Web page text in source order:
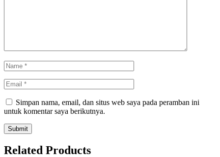
Simpan nama, email, dan situs web saya pada peramban ini
untuk komentar saya berikutnya.
Related Products